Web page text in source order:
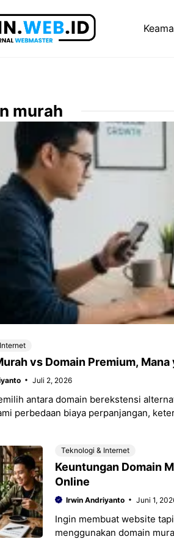
murah
vs Domain Premium,
Juli 2, 2026
antara domain berekstensi
perbedaan biaya perpanjangan,
Teknologi & Internet
Keuntungan Domain
Online
Irwin Andriyanto Juni 1,
Ingin membuat website
menggunakan domain